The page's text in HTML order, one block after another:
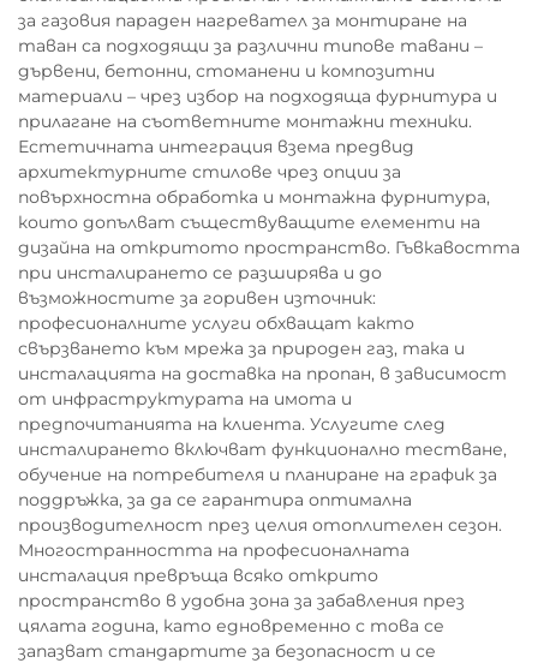
за газовия параден нагревател за монтиране на
таван са подходящи за различни типове тавани –
дървени, бетонни, стоманени и композитни
материали – чрез избор на подходяща фурнитура и
прилагане на съответните монтажни техники.
Естетичната интеграция взема предвид
архитектурните стилове чрез опции за
повърхностна обработка и монтажна фурнитура,
които допълват съществуващите елементи на
дизайна на откритото пространство. Гъвкавостта
при инсталирането се разширява и до
възможностите за горивен източник:
професионалните услуги обхващат както
свързването към мрежа за природен газ, така и
инсталацията на доставка на пропан, в зависимост
от инфраструктурата на имота и
предпочитанията на клиента. Услугите след
инсталирането включват функционално тестване,
обучение на потребителя и планиране на график за
поддръжка, за да се гарантира оптимална
производителност през целия отоплителен сезон.
Многостранността на професионалната
инсталация превръща всяко открито
пространство в удобна зона за забавления през
цялата година, като едновременно с това се
запазват стандартите за безопасност и се